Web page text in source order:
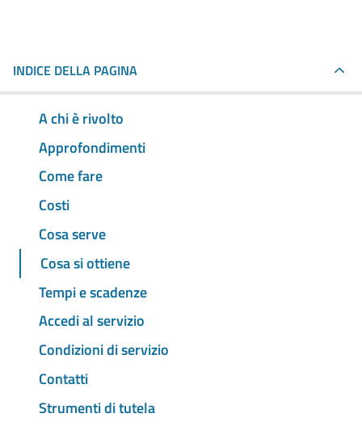
INDICE DELLA PAGINA
A chi è rivolto
Approfondimenti
Come fare
Costi
Cosa serve
Cosa si ottiene
Tempi e scadenze
Accedi al servizio
Condizioni di servizio
Contatti
Strumenti di tutela